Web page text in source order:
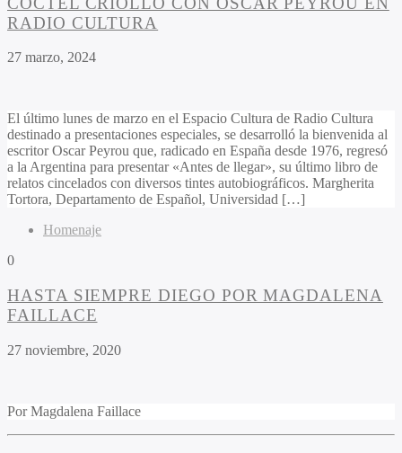
RADIO CULTURA
27 marzo, 2024
El último lunes de marzo en el Espacio Cultura de Radio Cultura
destinado a presentaciones especiales, se desarrolló la bienvenida al
escritor Oscar Peyrou que, radicado en España desde 1976, regresó
a la Argentina para presentar «Antes de llegar», su último libro de
relatos cincelados con diversos tintes autobiográficos. Margherita
Tortora, Departamento de Español, Universidad […]
Homenaje
0
HASTA SIEMPRE DIEGO POR MAGDALENA
FAILLACE
27 noviembre, 2020
PorMagdalena Faillace